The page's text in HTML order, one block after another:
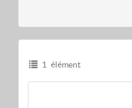
1 élément